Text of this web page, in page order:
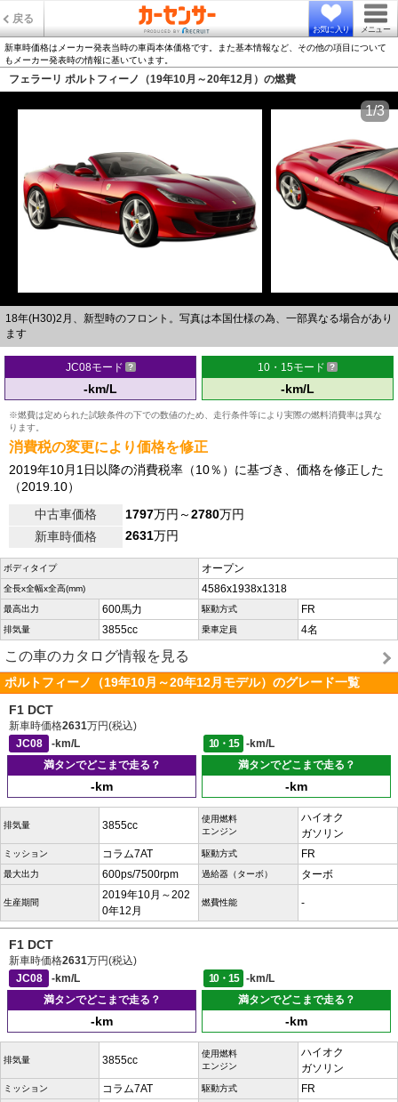
戻る
お気に入り メニュー
新車時価格はメーカー発表当時の車両本体価格です。また基本情報など、その他の項目について
もメーカー発表時の情報に基いています。
フェラーリ ポルトフィーノ（19年10月～20年12月）の燃費
18年(H30)2月、新型時のフロント。写真は本国仕様の為、一部異なる場合があり
ます
1/3
JC08モード
-km/L
10・15モード
-km/L
※燃費は定められた試験条件の下での数値のため、走行条件等により実際の燃料消費率は異な
ります。
消費税の変更により価格を修正
2019年10月1日以降の消費税率（10％）に基づき、価格を修正した
（2019.10）
中古車価格
1797万円～2780万円
新車時価格
2631万円
ボディタイプ オープン
全長x全幅x全高(mm) 4586x1938x1318
最高出力 600馬力 駆動方式 FR
排気量 3855cc 乗車定員 4名
この車のカタログ情報を見る
ポルトフィーノ（19年10月～20年12月モデル）のグレード一覧
F1 DCT
新車時価格2631万円(税込)
JC08
-km/L 10・15
-km/L
満タンでどこまで走る？
-km
満タンでどこまで走る？
-km
排気量 3855cc
使用燃料
エンジン
ハイオク
ガソリン
ミッション コラム7AT 駆動方式 FR
最大出力 600ps/7500rpm 過給器（ターボ） ターボ
生産期間
2019年10月～202
0年12月
燃費性能 -
F1 DCT
新車時価格2631万円(税込)
JC08
-km/L 10・15
-km/L
満タンでどこまで走る？
-km
満タンでどこまで走る？
-km
排気量 3855cc
使用燃料
エンジン
ハイオク
ガソリン
ミッション コラム7AT 駆動方式 FR